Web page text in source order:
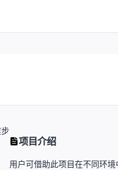
项目介绍
用户可借助此项目在不同环